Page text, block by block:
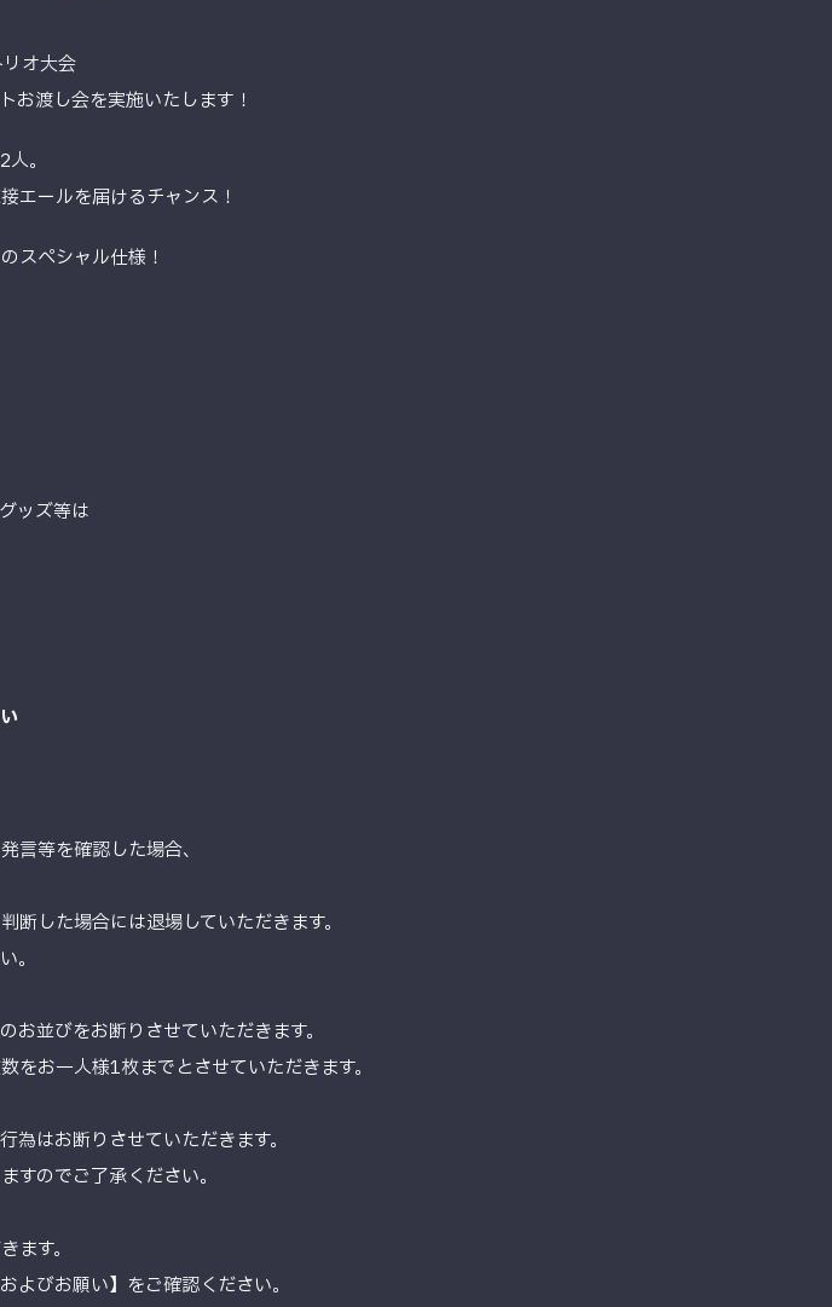
オ大会
お渡し会を実施いたします！
。
エールを届けるチャンス！
スペシャル仕様！
ッズ等は
等を確認した場合、
した場合には退場していただきます。
。
並びをお断りさせていただきます。
お一人様1枚までとさせていただきます。
はお断りさせていただきます。
のでご了承ください。
ます。
びお願い】をご確認ください。